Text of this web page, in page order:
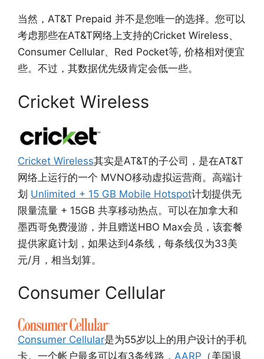
当然，AT&T Prepaid 并不是您唯一的选择。您可以
考虑那些在AT&T网络上支持的Cricket Wireless、
Consumer Cellular、Red Pocket等, 价格相对便宜
些。不过，其数据优先级肯定会低一些。
Cricket Wireless
Cricket Wireless其实是AT&T的子公司，是在AT&T
网络上运行的一个 MVNO移动虚拟运营商。高端计
划 Unlimited + 15 GB Mobile Hotspot计划提供无
限量流量 + 15GB 共享移动热点。可以在加拿大和
墨西哥免费漫游，并且赠送HBO Max会员，该套餐
提供家庭计划，如果达到4条线，每条线仅为33美
元/月，相当划算。
Consumer Cellular
Consumer Cellular是为55岁以上的用户设计的手机
卡。一个帐户最多可以有3条线路， AARP （美国退